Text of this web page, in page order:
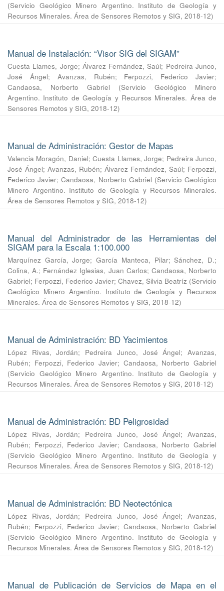
(Servicio Geológico Minero Argentino. Instituto de Geología y
Recursos Minerales. Área de Sensores Remotos y SIG, 2018-12)
Manual de Instalación: “Visor SIG del SIGAM”
Cuesta Llames, Jorge; Álvarez Fernández, Saúl; Pedreira Junco,
José Ángel; Avanzas, Rubén; Ferpozzi, Federico Javier;
Candaosa, Norberto Gabriel
(Servicio Geológico Minero
Argentino. Instituto de Geología y Recursos Minerales. Área de
Sensores Remotos y SIG, 2018-12)
Manual de Administración: Gestor de Mapas
Valencia Moragón, Daniel;Cuesta Llames, Jorge; Pedreira Junco,
José Ángel; Avanzas, Rubén; Álvarez Fernández, Saúl; Ferpozzi,
Federico Javier;Candaosa, Norberto Gabriel (Servicio Geológico
Minero Argentino. Instituto de Geología y Recursos Minerales.
Área de Sensores Remotos y SIG, 2018-12)
Manual del Administrador de las Herramientas del
SIGAM para la Escala 1:100.000
Marquínez García, Jorge;García Manteca, Pilar;Sánchez, D.;
Colina, A.; Fernández Iglesias, Juan Carlos; Candaosa, Norberto
Gabriel; Ferpozzi, Federico Javier; Chavez, Silvia Beatríz (Servicio
Geológico Minero Argentino. Instituto de Geología y Recursos
Minerales. Área de Sensores Remotos y SIG, 2018-12)
Manual de Administración: BD Yacimientos
López Rivas, Jordán; Pedreira Junco, José Ángel;Avanzas,
Rubén; Ferpozzi, Federico Javier; Candaosa, Norberto Gabriel
(Servicio Geológico Minero Argentino. Instituto de Geología y
Recursos Minerales. Área de Sensores Remotos y SIG, 2018-12)
Manual de Administración: BD Peligrosidad
López Rivas, Jordán; Pedreira Junco, José Ángel;Avanzas,
Rubén; Ferpozzi, Federico Javier; Candaosa, Norberto Gabriel
(Servicio Geológico Minero Argentino. Instituto de Geología y
Recursos Minerales. Área de Sensores Remotos y SIG, 2018-12)
Manual de Administración: BD Neotectónica
López Rivas, Jordán; Pedreira Junco, José Ángel;Avanzas,
Rubén; Ferpozzi, Federico Javier; Candaosa, Norberto Gabriel
(Servicio Geológico Minero Argentino. Instituto de Geología y
Recursos Minerales. Área de Sensores Remotos y SIG, 2018-12)
Manual de Publicación de Servicios de Mapa en el